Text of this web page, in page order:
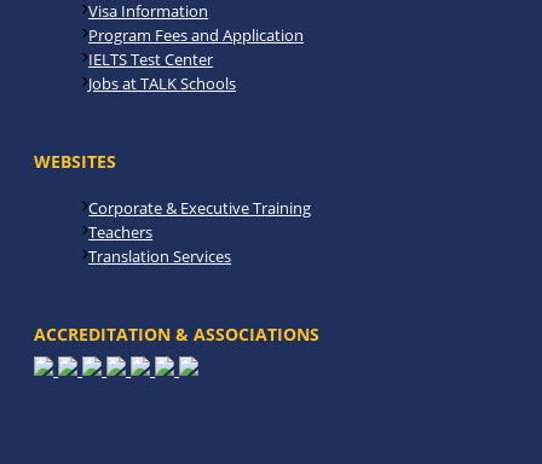
Visa Information
Program Fees and Application
IELTS Test Center
Jobs at TALK Schools
WEBSITES
Corporate & Executive Training
Teachers
Translation Services
ACCREDITATION & ASSOCIATIONS